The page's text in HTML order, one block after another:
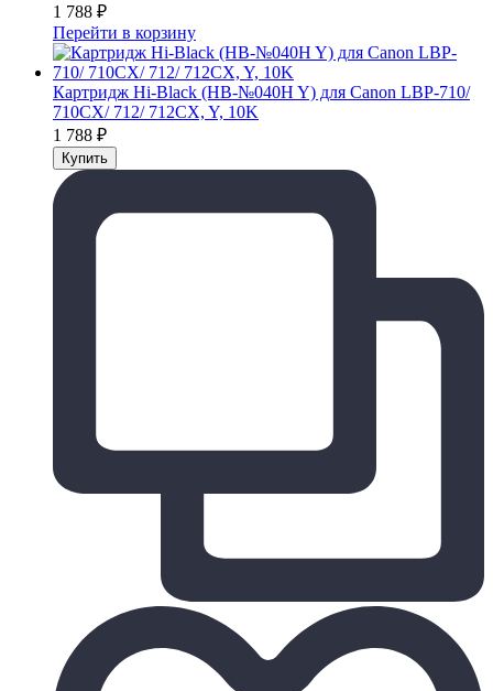
1 788 ₽
Перейти в корзину
Картридж Hi-Black (HB-№040H Y) для Canon LBP-710/
710CX/ 712/ 712CX, Y, 10K
1 788 ₽